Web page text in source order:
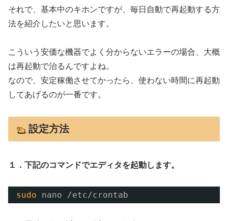
それで、基本中のキホンですが、毎日自動で再起動する方
法を紹介したいと思います。
こういう安価な機器でよく分からないエラーの場合、大概
は再起動で治るんですよね。
なので、安定稼働させてかったら、 使わない時間に再起動
してあげるのが一番です。
設定方法
１．下記のコマンドでエディタを起動します。
sudo nano /etc/crontab